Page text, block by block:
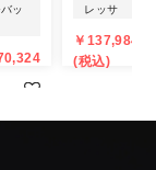
によって
場合がご
様をご指
ッ
レッサ
￥137,984
(税込)